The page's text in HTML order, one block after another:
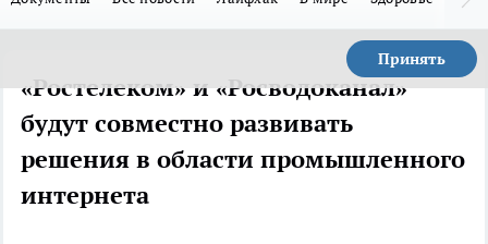
Принять
«Ростелеком» и «Росводоканал»
будут совместно развивать
решения в области промышленного
интернета